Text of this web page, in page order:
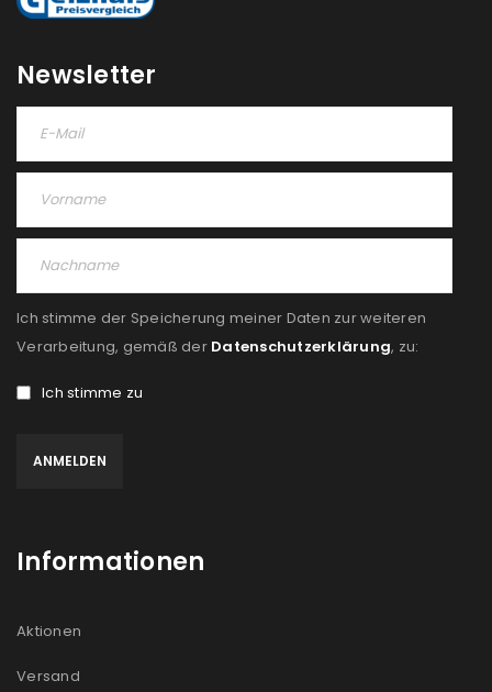
Newsletter
Ich stimme der Speicherung meiner Daten zur weiteren
Verarbeitung, gemäß der Datenschutzerklärung, zu:
Ich stimme zu
Informationen
Aktionen
Versand